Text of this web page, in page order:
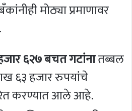
मोठ्या प्रमाणावर
६२७ बचत गटांनातब्बल
६३ हजार रुपयांचे
करण्यात आले आहे.